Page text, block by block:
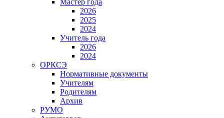
2026
2025
2024
Учитель года
2026
2024
ОРКСЭ
Нормативные документы
Учителям
Родителям
Архив
РУМО